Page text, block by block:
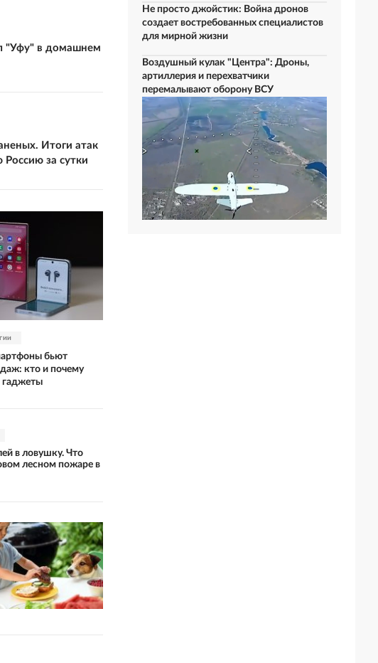
"Уфу" в домашнем
Итоги атак
за сутки
бьют
кто и почему
гаджеты
в ловушку. Что
лесном пожаре в
Не просто джойстик: Война дронов
создает востребованных специалистов
для мирной жизни
Воздушный кулак "Центра": Дроны,
артиллерия и перехватчики
перемалывают оборону ВСУ